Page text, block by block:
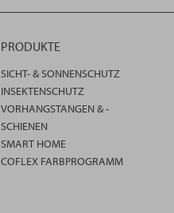
PRODUKTE
SICHT- & SONNENSCHUTZ
INSEKTENSCHUTZ
VORHANGSTANGEN & -
SCHIENEN
SMART HOME
COFLEX FARBPROGRAMM